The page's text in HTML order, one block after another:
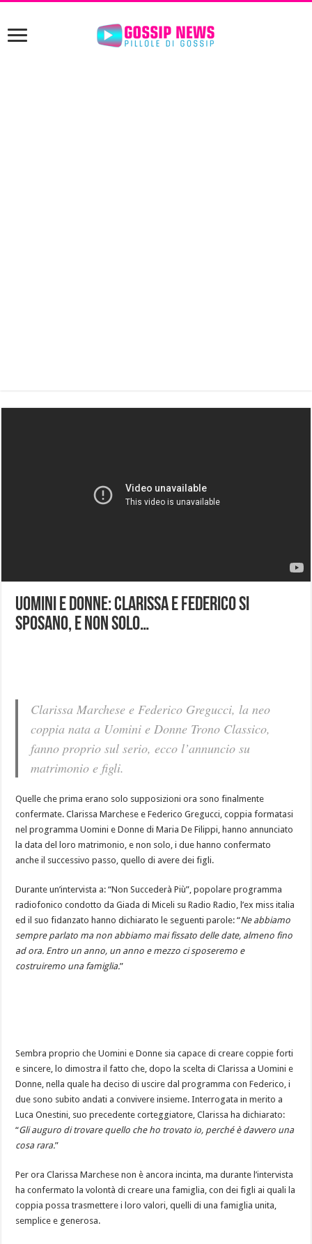
Uomini e Donne: Clarissa e Federico si
Sposano, e non solo…
Clarissa Marchese e Federico Gregucci, la neo
coppia nata a Uomini e Donne Trono Classico,
fanno proprio sul serio, ecco l’annuncio su
matrimonio e figli.
Quelle che prima erano solo supposizioni ora sono finalmente
confermate. Clarissa Marchese e Federico Gregucci, coppia formatasi
nel programma Uomini e Donne di Maria De Filippi, hanno annunciato
la data del loro matrimonio, e non solo, i due hanno confermato
anche il successivo passo, quello di avere dei figli.
Durante un’intervista a: “Non Succederà Più”, popolare programma
radiofonico condotto da Giada di Miceli su Radio Radio, l’ex miss italia
ed il suo fidanzato hanno dichiarato le seguenti parole: “Ne abbiamo
sempre parlato ma non abbiamo mai fissato delle date, almeno fino
ad ora. Entro un anno, un anno e mezzo ci sposeremo e
costruiremo una famiglia.”
Sembra proprio che Uomini e Donne sia capace di creare coppie forti
e sincere, lo dimostra il fatto che, dopo la scelta di Clarissa a Uomini e
Donne, nella quale ha deciso di uscire dal programma con Federico, i
due sono subito andati a convivere insieme. Interrogata in merito a
Luca Onestini, suo precedente corteggiatore, Clarissa ha dichiarato:
“Gli auguro di trovare quello che ho trovato io, perché è davvero una
cosa rara.”
Per ora Clarissa Marchese non è ancora incinta, ma durante l’intervista
ha confermato la volontà di creare una famiglia, con dei figli ai quali la
coppia possa trasmettere i loro valori, quelli di una famiglia unita,
semplice e generosa.